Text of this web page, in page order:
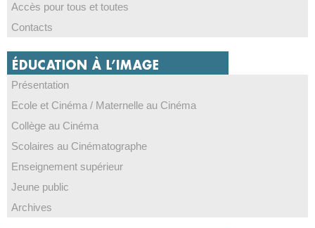
Accès pour tous et toutes
Contacts
Présentation
Ecole et Cinéma / Maternelle au Cinéma
Collège au Cinéma
Scolaires au Cinématographe
Enseignement supérieur
Jeune public
Archives